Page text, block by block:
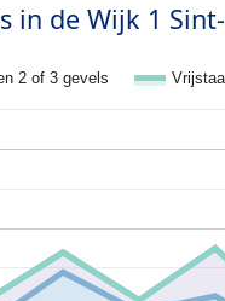
in de Wijk 1
2 of 3 gevels